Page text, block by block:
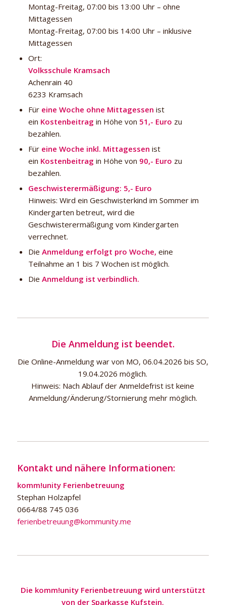
Montag-Freitag, 07:00 bis 13:00 Uhr – ohne
Mittagessen
Montag-Freitag, 07:00 bis 14:00 Uhr – inklusive
Mittagessen
Ort:
Volksschule Kramsach
Achenrain 40
6233 Kramsach
Für eine Woche ohne Mittagessen ist
ein Kostenbeitrag in Höhe von 51,- Euro zu
bezahlen.
Für eine Woche inkl. Mittagessen ist
ein Kostenbeitrag in Höhe von 90,- Euro zu
bezahlen.
Geschwisterermäßigung: 5,- Euro
Hinweis: Wird ein Geschwisterkind im Sommer im
Kindergarten betreut, wird die
Geschwisterermäßigung vom Kindergarten
verrechnet.
Die Anmeldung erfolgt pro Woche, eine
Teilnahme an 1 bis 7 Wochen ist möglich.
Die Anmeldung ist verbindlich.
Die Anmeldung ist beendet.
Die Online-Anmeldung war von MO, 06.04.2026 bis SO,
19.04.2026 möglich.
Hinweis: Nach Ablauf der Anmeldefrist ist keine
Anmeldung/Änderung/Stornierung mehr möglich.
Kontakt und nähere Informationen:
komm!unity Ferienbetreuung
Stephan Holzapfel
0664/88 745 036
ferienbetreuung@kommunity.me
Die komm!unity Ferienbetreuung wird unterstützt
von der Sparkasse Kufstein.